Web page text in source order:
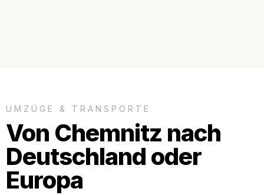
UMZÜGE & TRANSPORTE
Von Chemnitz nach
Deutschland oder
Europa